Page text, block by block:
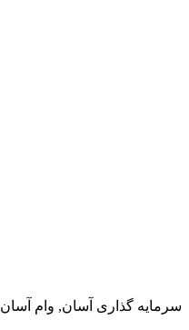
سرمایه گذاری آسان, وام آسان